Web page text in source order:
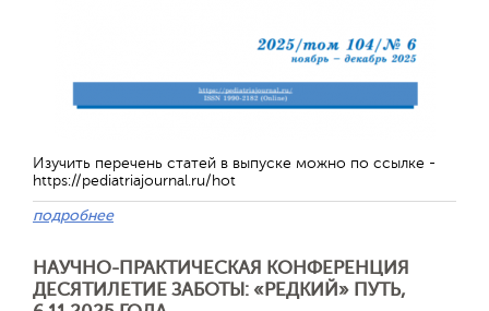
Изучить перечень статей в выпуске можно по ссылке -
https://pediatriajournal.ru/hot
подробнее
НАУЧНО-ПРАКТИЧЕСКАЯ КОНФЕРЕНЦИЯ
ДЕСЯТИЛЕТИЕ ЗАБОТЫ: «РЕДКИЙ» ПУТЬ,